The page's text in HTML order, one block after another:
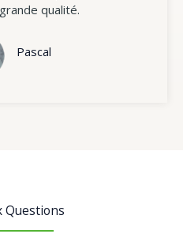
qualité.
Pascal
Questions